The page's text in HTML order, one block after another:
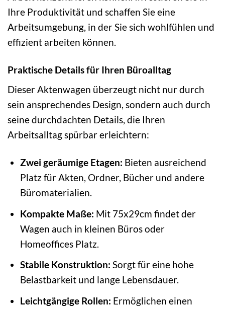
Ihre Produktivität und schaffen Sie eine
Arbeitsumgebung, in der Sie sich wohlfühlen und
effizient arbeiten können.
Praktische Details für Ihren Büroalltag
Dieser Aktenwagen überzeugt nicht nur durch
sein ansprechendes Design, sondern auch durch
seine durchdachten Details, die Ihren
Arbeitsalltag spürbar erleichtern:
Zwei geräumige Etagen: Bieten ausreichend
Platz für Akten, Ordner, Bücher und andere
Büromaterialien.
Kompakte Maße: Mit 75x29cm findet der
Wagen auch in kleinen Büros oder
Homeoffices Platz.
Stabile Konstruktion: Sorgt für eine hohe
Belastbarkeit und lange Lebensdauer.
Leichtgängige Rollen: Ermöglichen einen